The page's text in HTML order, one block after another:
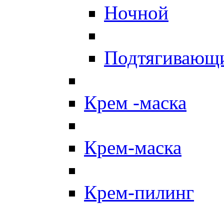
Ночной
Крем -маска
Крем-маска
Крем-пилинг